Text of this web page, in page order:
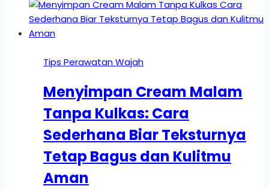
Tips Perawatan Wajah
Menyimpan Cream Malam
Tanpa Kulkas: Cara
Sederhana Biar Teksturnya
Tetap Bagus dan Kulitmu
Aman